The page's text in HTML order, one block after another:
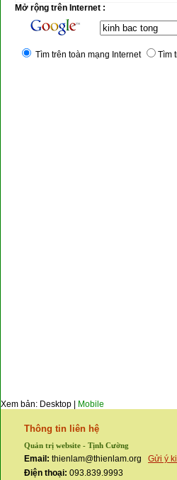
Mở rộng trên Internet :
Tìm trên toàn mạng Internet Tìm
Xem bản: Desktop | Mobile
Thông tin liên hệ
Quản trị website - Tịnh Cường
Email: thienlam@thienlam.org Gửi ý
Điện thoại: 093.839.9993